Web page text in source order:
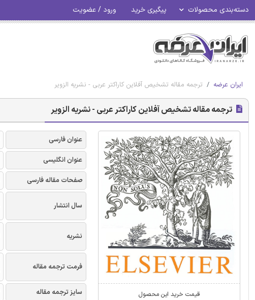
دسته‌بندی محصولات پیگیری خرید ورود / عضویت
ایران عرضه ترجمه مقاله تشخیص آفلاین کاراکتر عربی - نشریه الزویر
ترجمه مقاله تشخیص آفلاین کاراکتر عربی - نشریه الزویر
قیمت خرید این محصول
عنوان فارسی
عنوان انگلیسی
صفحات مقاله فارسی
سال انتشار
نشریه
فرمت ترجمه مقاله
سایز ترجمه مقاله